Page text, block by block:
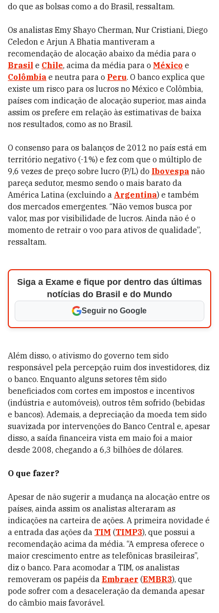
do que as bolsas como a do Brasil, ressaltam.
Os analistas Emy Shayo Cherman, Nur Cristiani, Diego
Celedon e Arjun A Bhatia mantiveram a
recomendação de alocação abaixo da média para o
Brasil e Chile, acima da média para o México e
Colômbia e neutra para o Peru. O banco explica que
existe um risco para os lucros no México e Colômbia,
países com indicação de alocação superior, mas ainda
assim os prefere em relação às estimativas de baixa
nos resultados, como as no Brasil.
O consenso para os balanços de 2012 no país está em
território negativo (-1%) e fez com que o múltiplo de
9,6 vezes de preço sobre lucro (P/L) do Ibovespa não
pareça sedutor, mesmo sendo o mais barato da
América Latina (excluindo a Argentina) e também
dos mercados emergentes. “Não vemos busca por
valor, mas por visibilidade de lucros. Ainda não é o
momento de retrair o voo para ativos de qualidade”,
ressaltam.
Siga a Exame e fique por dentro das últimas
notícias do Brasil e do Mundo
Seguir no Google
Além disso, o ativismo do governo tem sido
responsável pela percepção ruim dos investidores, diz
o banco. Enquanto alguns setores têm sido
beneficiados com cortes em impostos e incentivos
(indústria e automóveis), outros têm sofrido (bebidas
e bancos). Ademais, a depreciação da moeda tem sido
suavizada por intervenções do Banco Central e, apesar
disso, a saída financeira vista em maio foi a maior
desde 2008, chegando a 6,3 bilhões de dólares.
O que fazer?
Apesar de não sugerir a mudança na alocação entre os
países, ainda assim os analistas alteraram as
indicações na carteira de ações. A primeira novidade é
a entrada das ações da TIM (TIMP3), que possui a
recomendação acima da média. “A empresa oferece o
maior crescimento entre as telefônicas brasileiras”,
diz o banco. Para acomodar a TIM, os analistas
removeram os papéis da Embraer (EMBR3), que
pode sofrer com a desaceleração da demanda apesar
do câmbio mais favorável.